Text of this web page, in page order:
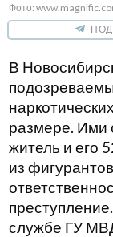
Фото:
В
размере. Ими
житель и его
из
службе ГУ